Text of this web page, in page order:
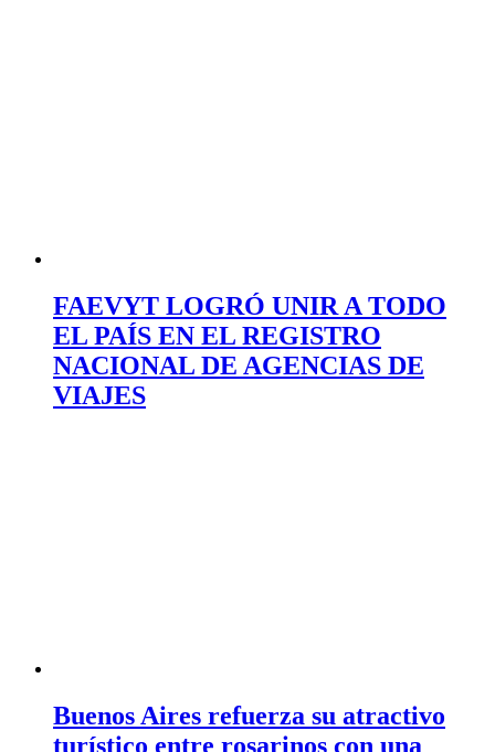
FAEVYT LOGRÓ UNIR A TODO
EL PAÍS EN EL REGISTRO
NACIONAL DE AGENCIAS DE
VIAJES
Buenos Aires refuerza su atractivo
turístico entre rosarinos con una